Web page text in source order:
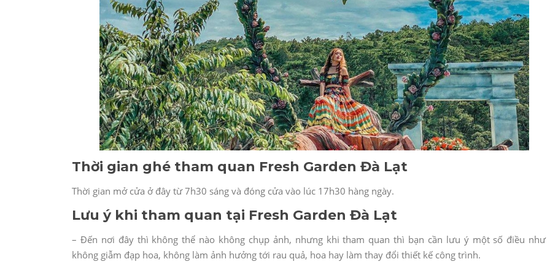
Thời gian ghé tham quan Fresh Garden Đà Lạt
Thời gian mở cửa ở đây từ 7h30 sáng và đóng cửa vào lúc 17h30 hàng ngày.
Lưu ý khi tham quan tại Fresh Garden Đà Lạt
– Đến nơi đây thì không thể nào không chụp ảnh, nhưng khi tham quan thì bạn cần lưu ý một số điều như
không giẫm đạp hoa, không làm ảnh hưởng tới rau quả, hoa hay làm thay đổi thiết kế công trình.